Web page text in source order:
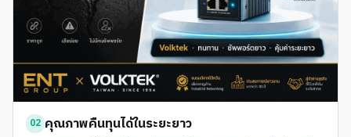
02 คุณภาพคืนทุนได้ในระยะยาว